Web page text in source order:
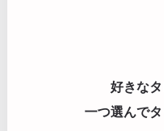
好きな
一つ選んでタ